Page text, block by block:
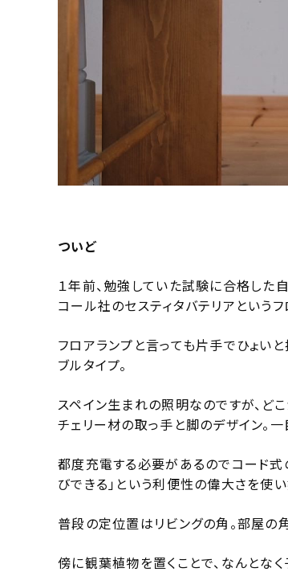
ついど
１年前、勉強していた試験に合格した
コール社のセスティタバテリアというフ
フロアランプと言っても片手でひょい
ブルタイプ。
スペイン生まれの照明なのですが、ど
チェリー材の取っ手と脚のデザイン。
都度充電する必要があるのでコード式
びできる」という利便性の偉大さを使
普段の定位置はリビングの角。部屋の
傍に観葉植物を置くことで、なんとな